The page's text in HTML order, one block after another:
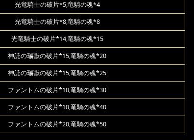
光竜騎士の破片*5,竜騎の魂*4
光竜騎士の破片*8,竜騎の魂*8
光竜騎士の破片*14,竜騎の魂*15
神託の瑞獣の破片*15,竜騎の魂*20
神託の瑞獣の破片*15,竜騎の魂*25
ファントムの破片*10,竜騎の魂*30
ファントムの破片*10,竜騎の魂*40
ファントムの破片*20,竜騎の魂*50